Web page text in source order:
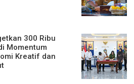
300 Ribu
Momentum
Kreatif dan